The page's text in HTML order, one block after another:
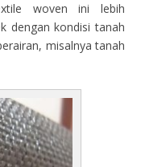
woven ini lebih
dengan kondisi tanah
misalnya tanah